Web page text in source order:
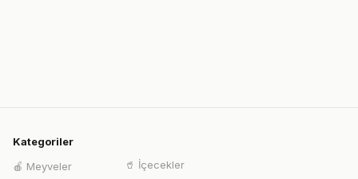
Kategoriler
🍎 Meyveler
🥤 İçecekler